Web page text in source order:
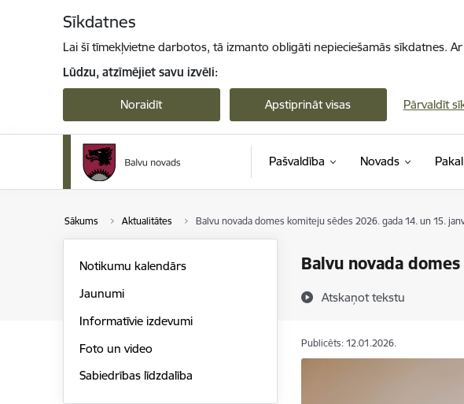
Sīkdatnes
Lai šī tīmekļvietne darbotos, tā izmanto obligāti nepieciešamās sīkdatnes.
Lūdzu, atzīmējiet savu izvēli:
Noraidīt Apstiprināt visas Pārvaldīt
Pašvaldība Novads
Sākums Aktualitātes Balvu novada domes komiteju sēdes 2026. gada 14. un 15.
Balvu novada
Atskaņot tekstu
Notikumu kalendārs
Jaunumi
Informatīvie izdevumi
Foto un video
Sabiedrības līdzdalība
Publicēts: 12.01.2026.